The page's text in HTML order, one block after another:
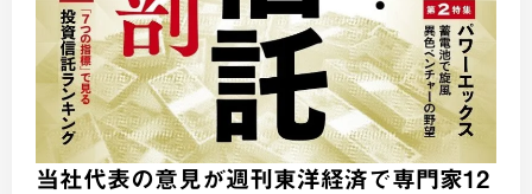
当社代表の意見が週刊東洋経済で専門家12